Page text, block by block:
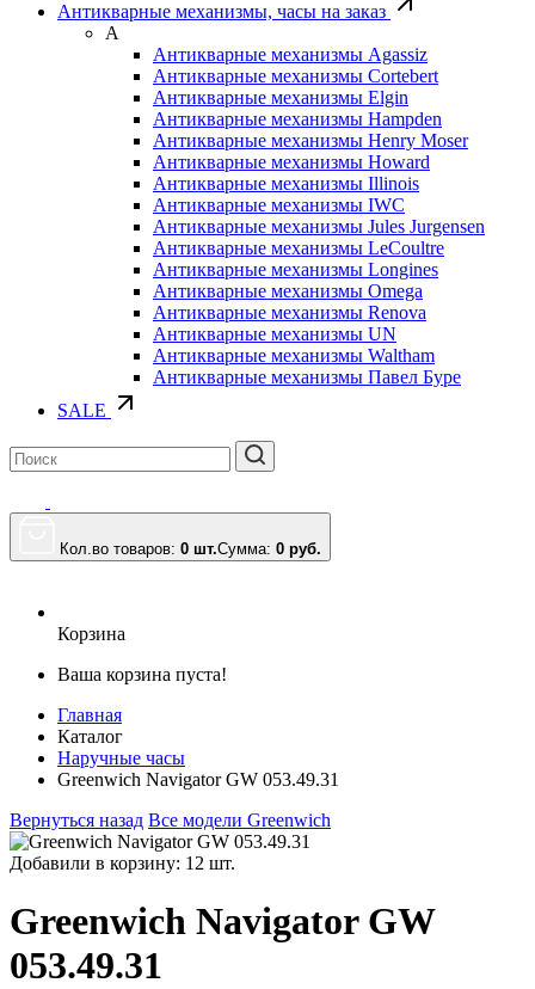
Антикварные механизмы, часы на заказ
А
Антикварные механизмы Agassiz
Антикварные механизмы Cortebert
Антикварные механизмы Elgin
Антикварные механизмы Hampden
Антикварные механизмы Henry Moser
Антикварные механизмы Howard
Антикварные механизмы Illinois
Антикварные механизмы IWC
Антикварные механизмы Jules Jurgensen
Антикварные механизмы LeCoultre
Антикварные механизмы Longines
Антикварные механизмы Omega
Антикварные механизмы Renova
Антикварные механизмы UN
Антикварные механизмы Waltham
Антикварные механизмы Павел Буре
SALE
Кол.во товаров: 0 шт.Сумма: 0 руб.
Корзина
Ваша корзина пуста!
Главная
Каталог
Наручные часы
Greenwich Navigator GW 053.49.31
Вернуться назад Все модели Greenwich
Добавили в корзину: 12 шт.
Greenwich Navigator GW
053.49.31